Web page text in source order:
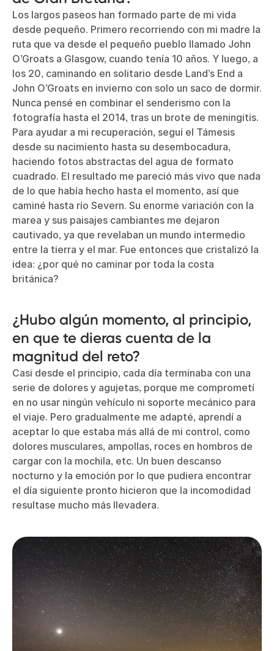
Los largos paseos han formado parte de mi vida
desde pequeño. Primero recorriendo con mi madre la
ruta que va desde el pequeño pueblo llamado John
O’Groats a Glasgow, cuando tenía 10 años. Y luego, a
los 20, caminando en solitario desde Land’s End a
John O’Groats en invierno con solo un saco de dormir.
Nunca pensé en combinar el senderismo con la
fotografía hasta el 2014, tras un brote de meningitis.
Para ayudar a mi recuperación, seguí el Támesis
desde su nacimiento hasta su desembocadura,
haciendo fotos abstractas del agua de formato
cuadrado. El resultado me pareció más vivo que nada
de lo que había hecho hasta el momento, así que
caminé hasta río Severn. Su enorme variación con la
marea y sus paisajes cambiantes me dejaron
cautivado, ya que revelaban un mundo intermedio
entre la tierra y el mar. Fue entonces que cristalizó la
idea: ¿por qué no caminar por toda la costa
británica?
¿Hubo algún momento, al principio,
en que te dieras cuenta de la
magnitud del reto?
Casi desde el principio, cada día terminaba con una
serie de dolores y agujetas, porque me comprometí
en no usar ningún vehículo ni soporte mecánico para
el viaje. Pero gradualmente me adapté, aprendí a
aceptar lo que estaba más allá de mi control, como
dolores musculares, ampollas, roces en hombros de
cargar con la mochila, etc. Un buen descanso
nocturno y la emoción por lo que pudiera encontrar
el día siguiente pronto hicieron que la incomodidad
resultase mucho más llevadera.